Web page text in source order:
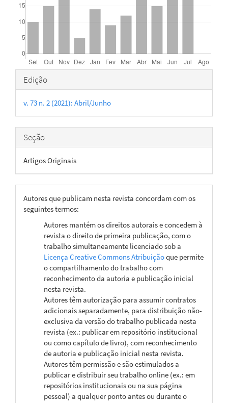
Detalhes
do
artigo
Edição
v. 73 n. 2 (2021): Abril/Junho
Seção
Artigos Originais
Autores que publicam nesta revista concordam com os
seguintes termos:
Autores mantém os direitos autorais e concedem à
revista o direito de primeira publicação, com o
trabalho simultaneamente licenciado sob a
Licença Creative Commons Atribuiçãoque permite
o compartilhamento do trabalho com
reconhecimento da autoria e publicação inicial
nesta revista.
Autores têm autorização para assumir contratos
adicionais separadamente, para distribuição não-
exclusiva da versão do trabalho publicada nesta
revista (ex.: publicar em repositório institucional
ou como capítulo de livro), com reconhecimento
de autoria e publicação inicial nesta revista.
Autores têm permissão e são estimulados a
publicar e distribuir seu trabalho online (ex.: em
repositórios institucionais ou na sua página
pessoal) a qualquer ponto antes ou durante o